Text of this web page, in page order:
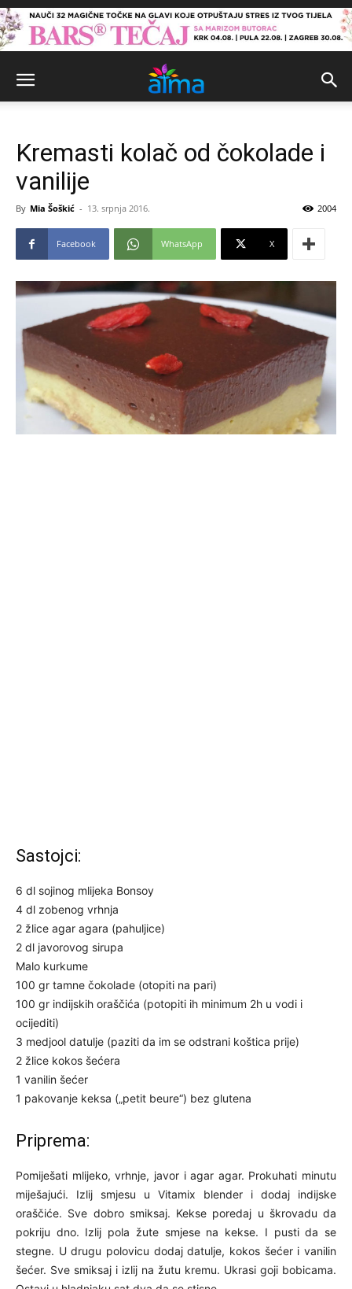
Kremasti kolač od čokolade i
vanilije
By Mia Šoškić - 13. srpnja 2016. 2004
Facebook WhatsApp X
Sastojci:
6 dl sojinog mlijeka Bonsoy
4 dl zobenog vrhnja
2 žlice agar agara (pahuljice)
2 dl javorovog sirupa
Malo kurkume
100 gr tamne čokolade (otopiti na pari)
100 gr indijskih oraščića (potopiti ih minimum 2h u vodi i
ocijediti)
3 medjool datulje (paziti da im se odstrani koštica prije)
2 žlice kokos šećera
1 vanilin šećer
1 pakovanje keksa („petit beure“) bez glutena
Priprema:
Pomiješati mlijeko, vrhnje, javor i agar agar. Prokuhati minutu
miješajući. Izlij smjesu u Vitamix blender i dodaj indijske
oraščiće. Sve dobro smiksaj. Kekse poredaj u škrovadu da
pokriju dno. Izlij pola žute smjese na kekse. I pusti da se
stegne. U drugu polovicu dodaj datulje, kokos šećer i vanilin
šećer. Sve smiksaj i izlij na žutu kremu. Ukrasi goji bobicama.